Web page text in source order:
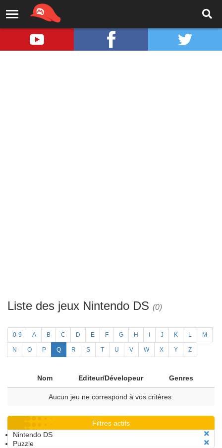
Liste des jeux Nintendo DS (0)
0-9 A B C D E F G H J K L M
N O P Q R S T U V W X Y Z
Nom Editeur/Dévelopeur Genres
Aucun jeu ne correspond à vos critères.
Filtres actifs
Nintendo DS
Puzzle